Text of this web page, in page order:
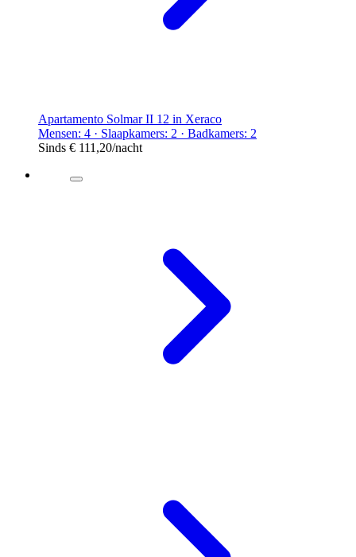
Apartamento Solmar II 12 in Xeraco
Mensen: 4 · Slaapkamers: 2 · Badkamers: 2
Sinds € 111,20/nacht